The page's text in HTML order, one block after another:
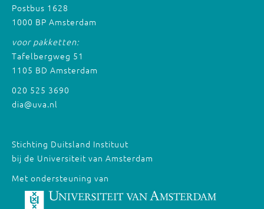
Postbus 1628
1000 BP Amsterdam
voor pakketten:
Tafelbergweg 51
1105 BD Amsterdam
020 525 3690
dia@uva.nl
Stichting Duitsland Instituut
bij de Universiteit van Amsterdam
Met ondersteuning van